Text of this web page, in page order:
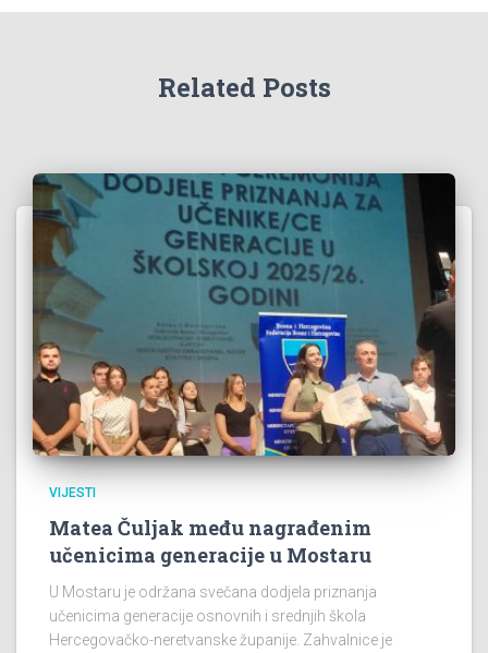
Related Posts
VIJESTI
Matea Čuljak među nagrađenim
učenicima generacije u Mostaru
U Mostaru je održana svečana dodjela priznanja
učenicima generacije osnovnih i srednjih škola
Hercegovačko-neretvanske županije. Zahvalnice je